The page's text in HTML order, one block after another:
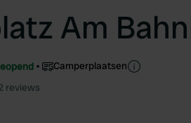
Am
Camperplaatsen
reviews